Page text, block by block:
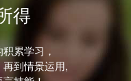
得
累学习，
到情景运用,